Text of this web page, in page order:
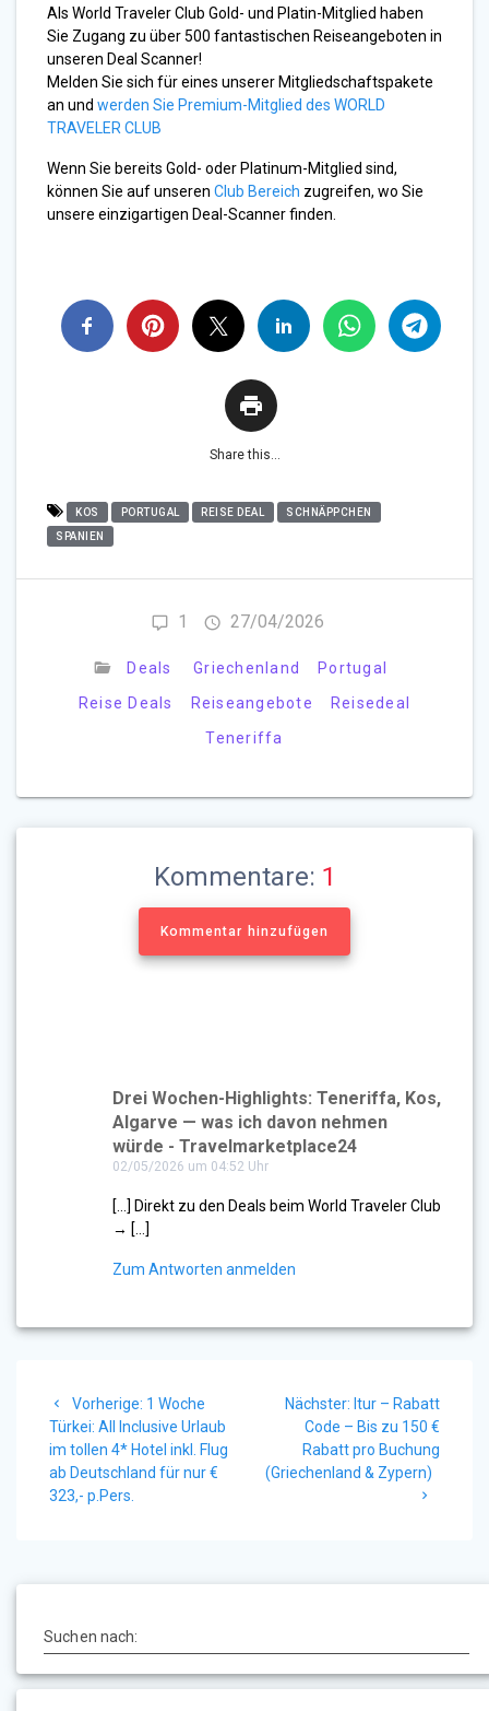
Als World Traveler Club Gold- und Platin-Mitglied haben
Sie Zugang zu über 500 fantastischen Reiseangeboten in
unseren Deal Scanner!
Melden Sie sich für eines unserer Mitgliedschaftspakete
an und werden Sie Premium-Mitglied des WORLD
TRAVELER CLUB
Wenn Sie bereits Gold- oder Platinum-Mitglied sind,
können Sie auf unseren Club Bereich zugreifen, wo Sie
unsere einzigartigen Deal-Scanner finden.
Share this...
KOS PORTUGAL REISE DEAL
SCHNÄPPCHEN
SPANIEN
1 27/04/2026
Deals Griechenland
Portugal
Reise Deals
Reiseangebote
Reisedeal
Teneriffa
Kommentare: 1
Kommentar hinzufügen
Drei Wochen-Highlights: Teneriffa, Kos,
Algarve — was ich davon nehmen
würde - Travelmarketplace24
02/05/2026 um 04:52 Uhr
[…] Direkt zu den Deals beim World Traveler Club
→ […]
Zum Antworten anmelden
Vorherige: Vorheriger
Beitrag:
1 Woche
Türkei: All Inclusive Urlaub
im tollen 4* Hotel inkl. Flug
ab Deutschland für nur €
323,- p.Pers.
Nächster: Nächster
Beitrag:
ltur – Rabatt
Code – Bis zu 150 €
Rabatt pro Buchung
(Griechenland & Zypern)
Suchen nach: